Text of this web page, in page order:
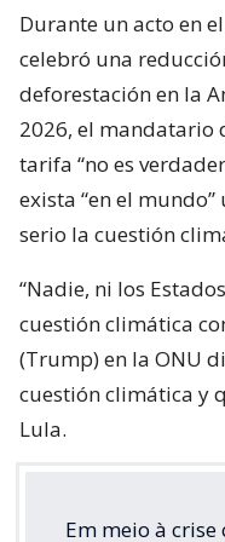
Durante un acto en
celebró una
deforestación en la
2026, el mandatario
tarifa “no es
exista “en el
serio la cuestión
“Nadie, ni los
cuestión climática
(Trump) en la ONU
cuestión climática y
Lula.
Em meio à crise